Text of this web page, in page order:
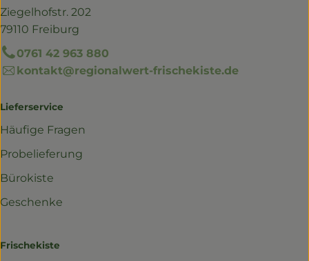
Ziegelhofstr. 202
79110 Freiburg
0761 42 963 880
kontakt@regionalwert-frischekiste.de
Lieferservice
Häufige Fragen
Probelieferung
Bürokiste
Geschenke
Frischekiste